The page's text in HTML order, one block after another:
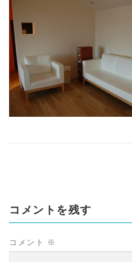
コメントを残す
コメント ※